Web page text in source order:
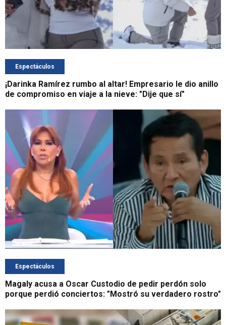
Espectáculos
¡Darinka Ramírez rumbo al altar! Empresario le dio anillo
de compromiso en viaje a la nieve: "Dije que sí"
Espectáculos
Magaly acusa a Oscar Custodio de pedir perdón solo
porque perdió conciertos: "Mostró su verdadero rostro"